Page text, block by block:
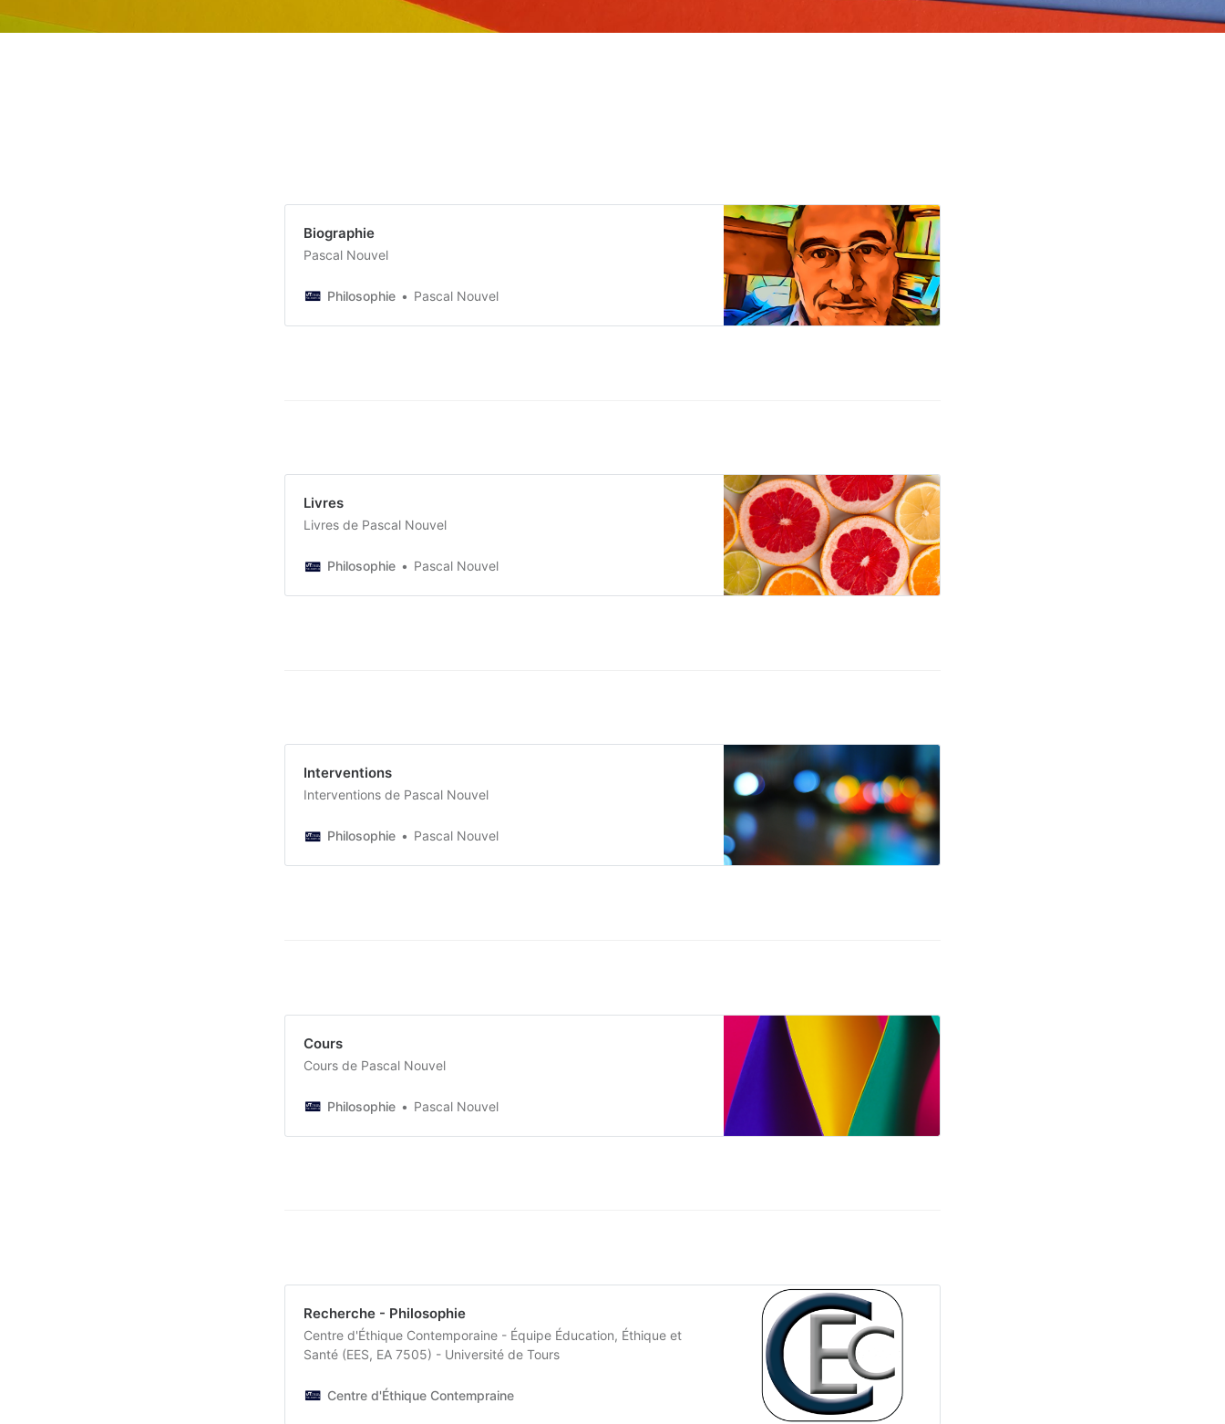
Biographie
Pascal Nouvel
Philosophie Pascal Nouvel
Livres
Livres de Pascal Nouvel
Philosophie Pascal Nouvel
Interventions
Interventions de Pascal Nouvel
Philosophie Pascal Nouvel
Cours
Cours de Pascal Nouvel
Philosophie Pascal Nouvel
Recherche - Philosophie
Centre d'Éthique Contemporaine - Équipe Éducation, Éthique et
Santé (EES, EA 7505) - Université de Tours
Centre d'Éthique Contempraine